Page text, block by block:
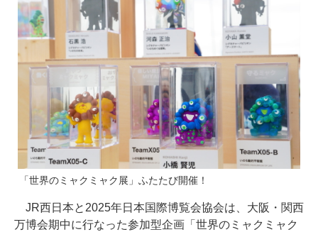
「世界のミャクミャク展」ふたたび開催！
JR西日本と2025年日本国際博覧会協会は、大阪・関西
万博会期中に行なった参加型企画「世界のミャクミャク